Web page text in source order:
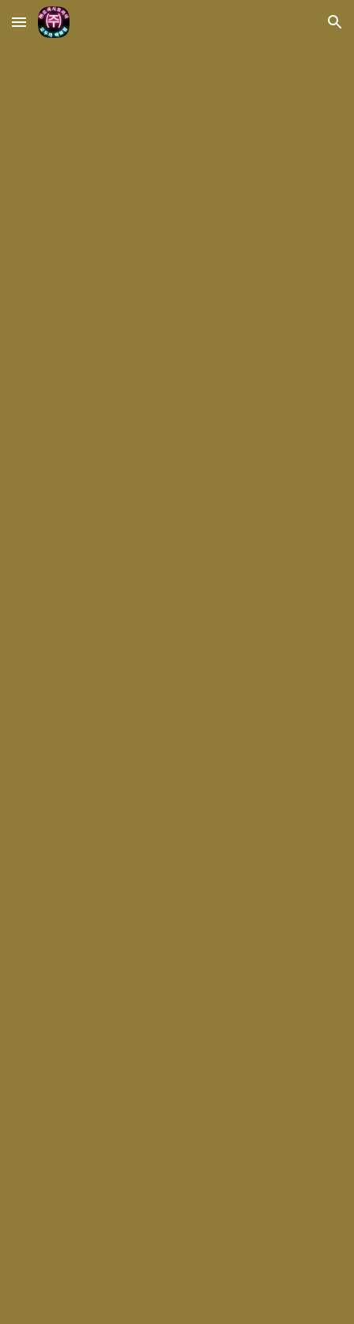
Skip to main content Skip to navigation